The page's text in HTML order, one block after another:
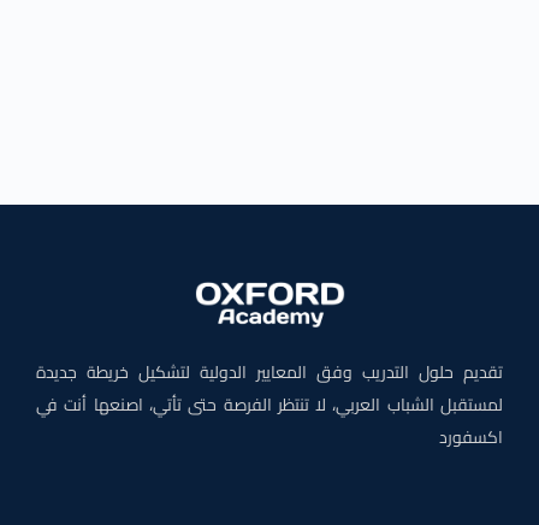
تقديم حلول التدريب وفق المعايير الدولية لتشكيل خريطة جديدة
لمستقبل الشباب العربي، لا تنتظر الفرصة حتى تأتي، اصنعها أنت في
اكسفورد